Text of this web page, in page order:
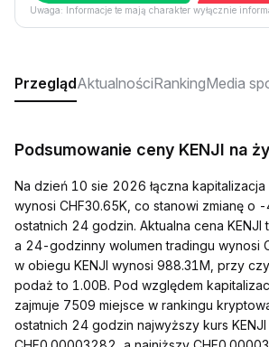
Uwaga: Informacje te mają charakter wyłącznie
PrzeglądAktualnościRankingMedia
Podsumowanie ceny KENJI na
Na dzień 10 sie 2026 łączna kapitalizacja
wynosi CHF30.65K, co stanowi zmianę o
ostatnich 24 godzin. Aktualna cena KENJI
a 24-godzinny wolumen tradingu wynosi
w obiegu KENJI wynosi 988.31M, przy
podaż to 1.00B. Pod względem
zajmuje 7509 miejsce w rankingu
ostatnich 24 godzin najwyższy kurs KENJI